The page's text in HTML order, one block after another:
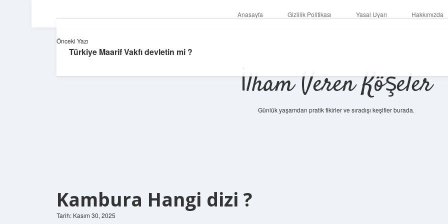
Anasayfa Gizlilik Politikası Yasal Uyarı Hakkımızda
İlham Veren Köşeler
Günlük yaşamdan pratik fikirler ve sıradışı keşifler burada.
Kambura Hangi dizi ?
Tarih: Kasım 30, 2025
Önceki Yazı
Türkiye Maarif Vakfı devletin mi ?